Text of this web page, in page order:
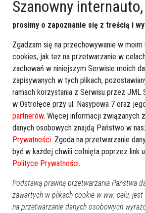
REKLAMA
Więcej o:Rodzinny rajd rowerowy,
promocja zdrowego stylu życia ,
odkrywanie lokalnych zakątków
Szanowny internauto,
prosimy o zapoznanie się z treścią i
Zgadzam się na przechowywanie w
cookies, jak też na przetwarzanie w
zachowań w niniejszym Serwisie moich
zapisywanych w tych plikach,
ramach korzystania z Serwisu przez JML
w Ostrołęce przy ul. Nasypowa 7 oraz
partnerów. Więcej informacji związanych
danych osobowych znajdą Państwo w
Prywatności. Zgoda na przetwarzanie
być w każdej chwili cofnięta poprzez link
Polityce Prywatności.
Podstawą prawną przetwarzania Państwa
zawartych w plikach cookie w ww. celu,
na przetwarzanie danych osobowych